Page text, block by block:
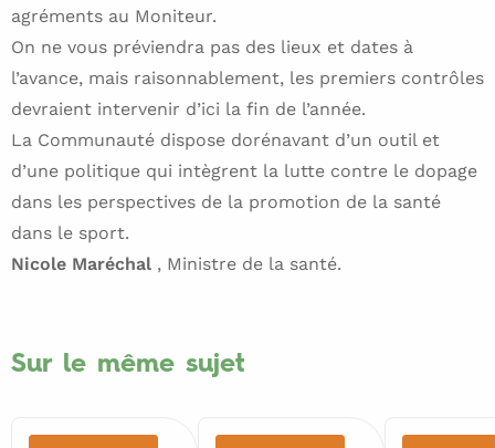
agréments au Moniteur.
On ne vous préviendra pas des lieux et dates à
l’avance, mais raisonnablement, les premiers contrôles
devraient intervenir d’ici la fin de l’année.
La Communauté dispose dorénavant d’un outil et
d’une politique qui intègrent la lutte contre le dopage
dans les perspectives de la promotion de la santé
dans le sport.
Nicole Maréchal , Ministre de la santé.
Sur le même sujet